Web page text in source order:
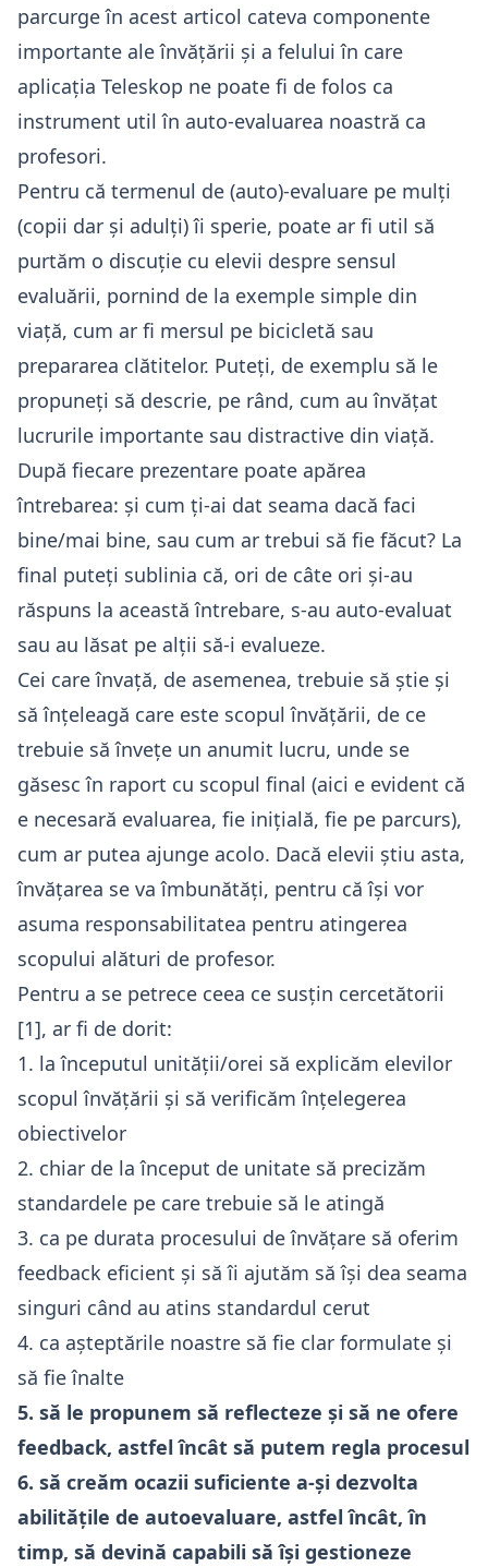
parcurge în acest articol cateva componente
importante ale învățării și a felului în care
aplicația Teleskop ne poate fi de folos ca
instrument util în auto-evaluarea noastră ca
profesori.
Pentru că termenul de (auto)-evaluare pe mulți
(copii dar și adulți) îi sperie, poate ar fi util să
purtăm o discuție cu elevii despre sensul
evaluării, pornind de la exemple simple din
viață, cum ar fi mersul pe bicicletă sau
prepararea clătitelor. Puteți, de exemplu să le
propuneți să descrie, pe rând, cum au învățat
lucrurile importante sau distractive din viață.
După fiecare prezentare poate apărea
întrebarea: și cum ți-ai dat seama dacă faci
bine/mai bine, sau cum ar trebui să fie făcut? La
final puteți sublinia că, ori de câte ori și-au
răspuns la această întrebare, s-au auto-evaluat
sau au lăsat pe alții să-i evalueze.
Cei care învață, de asemenea, trebuie să știe și
să înțeleagă care este scopul învățării, de ce
trebuie să învețe un anumit lucru, unde se
găsesc în raport cu scopul final (aici e evident că
e necesară evaluarea, fie inițială, fie pe parcurs),
cum ar putea ajunge acolo. Dacă elevii știu asta,
învățarea se va îmbunătăți, pentru că își vor
asuma responsabilitatea pentru atingerea
scopului alături de profesor.
Pentru a se petrece ceea ce susțin cercetătorii
[1], ar fi de dorit:
1. la începutul unității/orei să explicăm elevilor
scopul învățării și să verificăm înțelegerea
obiectivelor
2. chiar de la început de unitate să precizăm
standardele pe care trebuie să le atingă
3. ca pe durata procesului de învățare să oferim
feedback eficient și să îi ajutăm să își dea seama
singuri când au atins standardul cerut
4. ca așteptările noastre să fie clar formulate și
să fie înalte
5. să le propunem să reflecteze și să ne ofere
feedback, astfel încât să putem regla procesul
6. să creăm ocazii suficiente a-și dezvolta
abilitățile de autoevaluare, astfel încât, în
timp, să devină capabili să își gestioneze